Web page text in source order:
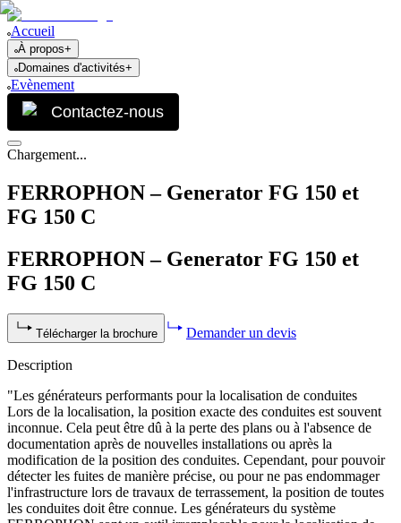
Accueil
À propos+
Domaines d'activités+
Evènement
Contactez-nous
Chargement...
FERROPHON – Generator FG 150 et
FG 150 C
FERROPHON – Generator FG 150 et
FG 150 C
Télécharger la brochure Demander un devis
Description
"Les générateurs performants pour la localisation de conduites
Lors de la localisation, la position exacte des conduites est souvent
inconnue. Cela peut être dû à la perte des plans ou à l'absence de
documentation après de nouvelles installations ou après la
modification de la position des conduites. Cependant, pour pouvoir
détecter les fuites de manière précise, ou pour ne pas endommager
l'infrastructure lors de travaux de terrassement, la position de toutes
les conduites doit être connue. Les générateurs du système